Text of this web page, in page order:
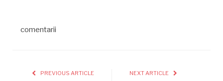
comentarii
PREVIOUS ARTICLE NEXT ARTICLE